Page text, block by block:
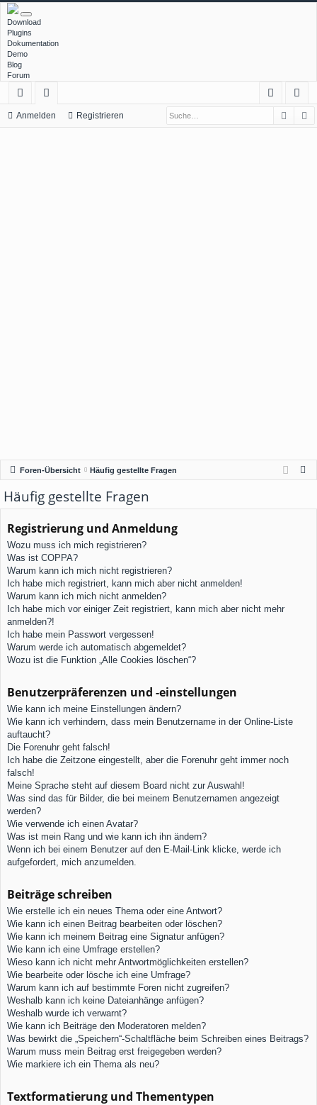
Download
Plugins
Dokumentation
Demo
Blog
Forum
ch
or
Anmelden Registrieren
Foren-Übersicht Häufig gestellte Fragen
Häufig gestellte Fragen
Registrierung und Anmeldung
Wozu muss ich mich registrieren?
Was ist COPPA?
Warum kann ich mich nicht registrieren?
Ich habe mich registriert, kann mich aber nicht anmelden!
Warum kann ich mich nicht anmelden?
Ich habe mich vor einiger Zeit registriert, kann mich aber nicht mehr
anmelden?!
Ich habe mein Passwort vergessen!
Warum werde ich automatisch abgemeldet?
Wozu ist die Funktion „Alle Cookies löschen“?
Benutzerpräferenzen und -einstellungen
Wie kann ich meine Einstellungen ändern?
Wie kann ich verhindern, dass mein Benutzername in der Online-Liste
auftaucht?
Die Forenuhr geht falsch!
Ich habe die Zeitzone eingestellt, aber die Forenuhr geht immer noch
falsch!
Meine Sprache steht auf diesem Board nicht zur Auswahl!
Was sind das für Bilder, die bei meinem Benutzernamen angezeigt
werden?
Wie verwende ich einen Avatar?
Was ist mein Rang und wie kann ich ihn ändern?
Wenn ich bei einem Benutzer auf den E-Mail-Link klicke, werde ich
aufgefordert, mich anzumelden.
Beiträge schreiben
Wie erstelle ich ein neues Thema oder eine Antwort?
Wie kann ich einen Beitrag bearbeiten oder löschen?
Wie kann ich meinem Beitrag eine Signatur anfügen?
Wie kann ich eine Umfrage erstellen?
Wieso kann ich nicht mehr Antwortmöglichkeiten erstellen?
Wie bearbeite oder lösche ich eine Umfrage?
Warum kann ich auf bestimmte Foren nicht zugreifen?
Weshalb kann ich keine Dateianhänge anfügen?
Weshalb wurde ich verwarnt?
Wie kann ich Beiträge den Moderatoren melden?
Was bewirkt die „Speichern“-Schaltfläche beim Schreiben eines Beitrags?
Warum muss mein Beitrag erst freigegeben werden?
Wie markiere ich ein Thema als neu?
Textformatierung und Thementypen